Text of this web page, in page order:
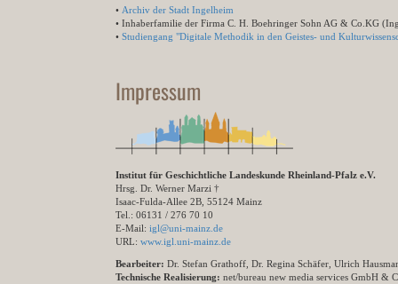
• Archiv der Stadt Ingelheim
• Inhaberfamilie der Firma C. H. Boehringer Sohn AG & Co.KG
• Studiengang "Digitale Methodik in den Geistes- und
Impressum
Institut für Geschichtliche Landeskunde Rheinland-Pfalz e.V.
Hrsg. Dr. Werner Marzi †
Isaac-Fulda-Allee 2B, 55124 Mainz
Tel.: 06131 / 276 70 10
E-Mail: igl@uni-mainz.de
URL: www.igl.uni-mainz.de
Bearbeiter: Dr. Stefan Grathoff, Dr. Regina Schäfer, Ulrich
Technische Realisierung: net/bureau new media services GmbH &